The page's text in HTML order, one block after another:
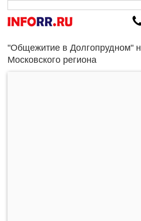
"Общежитие в Долгопрудном"
Московского региона